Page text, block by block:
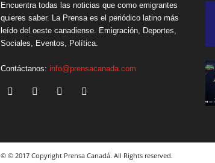
Encuentra todas las noticias que como emigrantes
quieres saber. La Prensa es el periódico latino más
leído del oeste canadiense. Emigración, Deportes,
Sociales, Eventos, Política.
Contáctanos: info@prensacanada.com
© © 2017 Copyright Prensa Canadá. All Rights reserved.